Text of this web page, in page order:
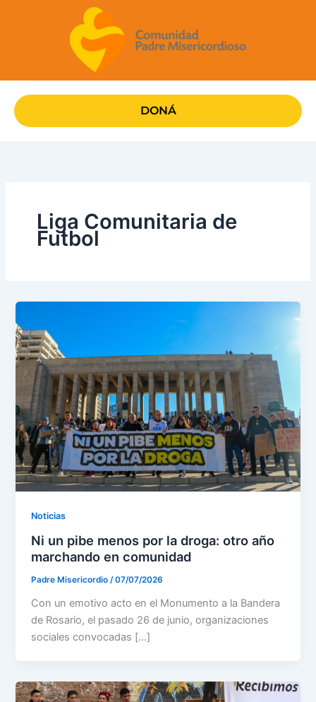
DONÁ
Liga Comunitaria de
Futbol
Noticias
Ni un pibe menos por la droga: otro año
marchando en comunidad
Padre Misericordio/07/07/2026
Con un emotivo acto en el Monumento a la Bandera
de Rosario, el pasado 26 de junio, organizaciones
sociales convocadas […]